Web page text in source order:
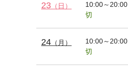
23 （日） 10:00～20:00
切
24 （月） 10:00～20:00
切